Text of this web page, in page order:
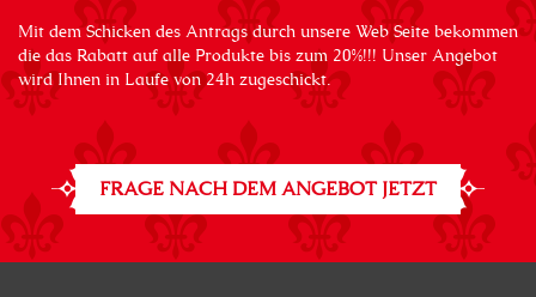
Mit dem Schicken des Antrags durch unsere Web Seite bekommen
die das Rabatt auf alle Produkte bis zum 20%!!! Unser Angebot
wird Ihnen in Laufe von 24h zugeschickt.
FRAGE NACH DEM ANGEBOT JETZT